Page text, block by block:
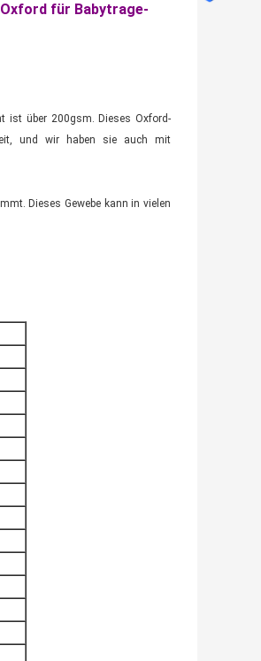
für Babytrage-
ist über 200gsm. Dieses Oxford-
und wir haben sie auch mit
Dieses Gewebe kann in vielen